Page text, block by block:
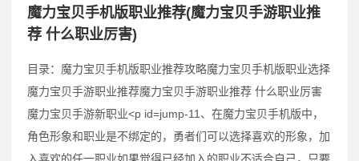
魔力宝贝手机版职业推荐(魔力宝贝手游职业推
荐 什么职业厉害)
目录：魔力宝贝手机版职业推荐攻略魔力宝贝手机版职业选择
魔力宝贝手游职业推荐魔力宝贝手游职业推荐 什么职业厉害
魔力宝贝手游新职业˂p id=jump-11、在魔力宝贝手机版中，
角色形象和职业是不绑定的，勇者们可以选择喜欢的形象，加